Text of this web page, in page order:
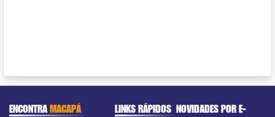
ENCONTRAMACAPÁ LINKS RÁPIDOS NOVIDADES POR E-